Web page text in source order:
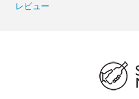
レビュー